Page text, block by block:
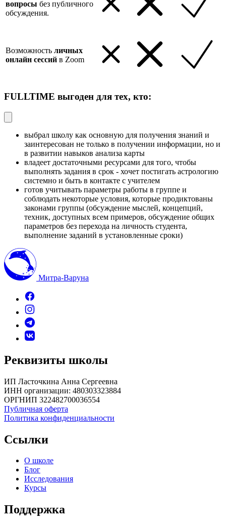
вопросы без публичного
обсуждения.
Возможность личных
онлайн сессий в Zoom
FULLTIME выгоден для тех, кто:
выбрал школу как основную для получения знаний и
заинтересован не только в получении информации, но и
в развитии навыков анализа карты
владеет достаточными ресурсами для того, чтобы
выполнять задания в срок - хочет постигать астрологию
системно и быть в контакте с учителем
готов учитывать параметры работы в группе и
соблюдать некоторые условия, которые продиктованы
законами группы (обсуждение мыслей, концепций,
техник, доступных всем примеров, обсуждение общих
параметров без перехода на личность студента,
выполнение заданий в установленные сроки)
Митра-Варуна
Реквизиты школы
ИП Ласточкина Анна Сергеевна
ИНН организации: 480303323884
ОРГНИП 322482700036554
Публичная оферта
Политика конфиденциальности
Ссылки
О школе
Блог
Исследования
Курсы
Поддержка